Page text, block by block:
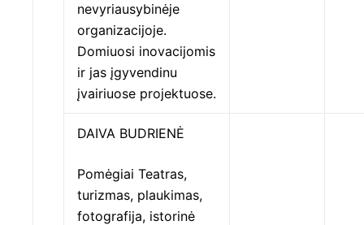
nevyriausybinėje
organizacijoje.
Domiuosi inovacijomis
ir jas įgyvendinu
įvairiuose projektuose.
DAIVA BUDRIENĖ
Pomėgiai Teatras,
turizmas, plaukimas,
fotografija, istorinė